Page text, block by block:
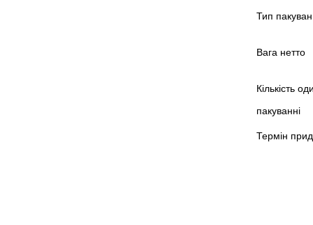
Тип
Вага нетто
Кількість
пакуванні
Термін